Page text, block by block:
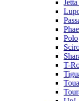
Polo
T-